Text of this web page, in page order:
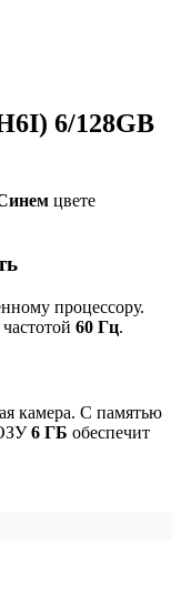
6/128GB
цвете
процессору.
частотой 60 Гц.
камера. С памятью
6 ГБ обеспечит